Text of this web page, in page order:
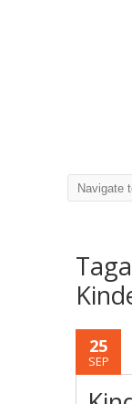
25
SEP